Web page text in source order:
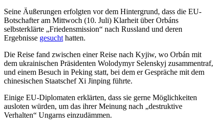
Seine Äußerungen erfolgten vor dem Hintergrund, dass die EU-
Botschafter am Mittwoch (10. Juli) Klarheit über Orbáns
selbsterklärte „Friedensmission“ nach Russland und deren
Ergebnisse gesucht hatten.
Die Reise fand zwischen einer Reise nach Kyjiw, wo Orbán mit
dem ukrainischen Präsidenten Wolodymyr Selenskyj zusammentraf,
und einem Besuch in Peking statt, bei dem er Gespräche mit dem
chinesischen Staatschef Xi Jinping führte.
Einige EU-Diplomaten erklärten, dass sie gerne Möglichkeiten
ausloten würden, um das ihrer Meinung nach „destruktive
Verhalten“ Ungarns einzudämmen.